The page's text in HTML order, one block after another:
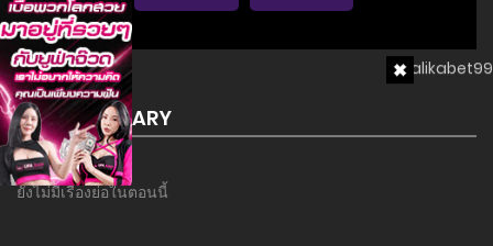
SUMMARY
ยังไม่มีเรื่องย่อในตอนนี้